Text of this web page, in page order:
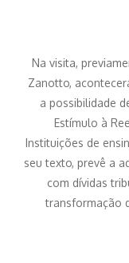
Na visita,
Zanotto,
a possibilidade
Estímulo à
Instituições de
seu texto, prevê a
com dívidas
transformação